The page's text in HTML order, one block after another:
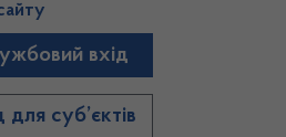
вхід
для суб’єктів